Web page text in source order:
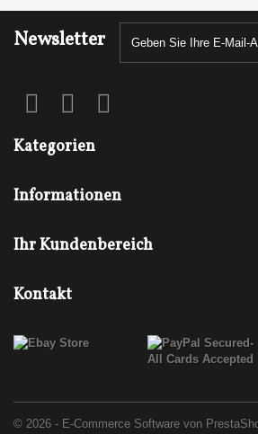
Newsletter
Kategorien
Informationen
© 2026 - E-Commerce Software von
Ihr Kundenbereich
Kontakt